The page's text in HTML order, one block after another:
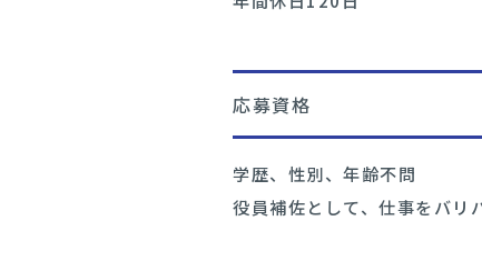
応募資格
学歴、性別、年齢不問
役員補佐として、仕事をバリ